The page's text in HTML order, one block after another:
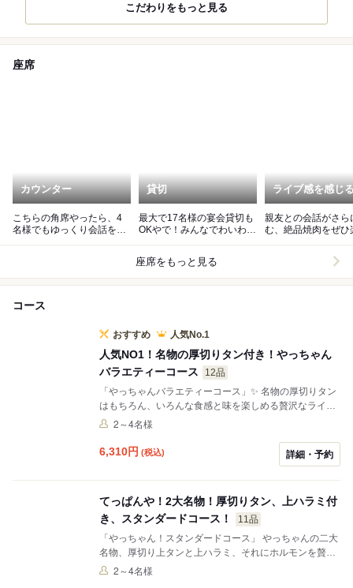
こだわりをもっと見る
座席
カウンター
こちらの角席やったら、4
名様でもゆっくり会話を楽
貸切
最大で17名様の宴会貸切も
OKやで！みんなでわいわい
ライブ感を感じ
親友との会話がさら
む、絶品焼肉をぜひ
座席をもっと見る
コース
おすすめ 人気No.1
人気NO1！名物の厚切りタン付き！やっちゃん
バラエティーコース
12品
「やっちゃんバラエティーコース」✨ 名物の厚切りタン
はもちろん、いろんな食感と味を楽しめる贅沢なライン
ナップやで！税込5,980円っちゅうお手頃価格で、やっ
るで！
2～4名様
6,310円 (税込) 詳細・予約
てっぱんや！2大名物！厚切りタン、上ハラミ付
き、スタンダードコース！
11品
「やっちゃん！スタンダードコース」 やっちゃんの二大
名物、厚切り上タンと上ハラミ、それにホルモンを贅沢
に楽しめる大満足の内容やで！税込6,980円で、前菜か
2～4名様